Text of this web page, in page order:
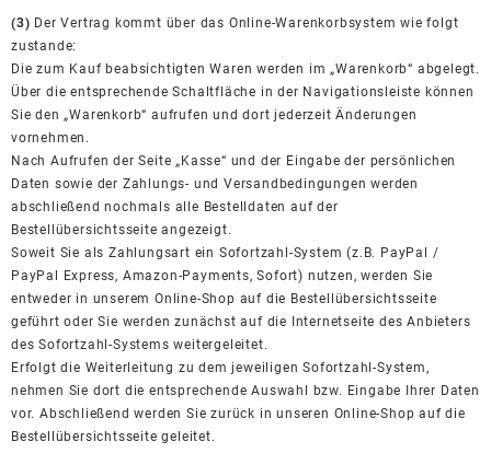
(3) Der Vertrag kommt über das Online-Warenkorbsystem wie folgt
zustande:
Die zum Kauf beabsichtigten Waren werden im „Warenkorb“ abgelegt.
Über die entsprechende Schaltfläche in der Navigationsleiste können
Sie den „Warenkorb“ aufrufen und dort jederzeit Änderungen
vornehmen.
Nach Aufrufen der Seite „Kasse“ und der Eingabe der persönlichen
Daten sowie der Zahlungs- und Versandbedingungen werden
abschließend nochmals alle Bestelldaten auf der
Bestellübersichtsseite angezeigt.
Soweit Sie als Zahlungsart ein Sofortzahl-System (z.B. PayPal /
PayPal Express, Amazon-Payments, Sofort) nutzen, werden Sie
entweder in unserem Online-Shop auf die Bestellübersichtsseite
geführt oder Sie werden zunächst auf die Internetseite des Anbieters
des Sofortzahl-Systems weitergeleitet.
Erfolgt die Weiterleitung zu dem jeweiligen Sofortzahl-System,
nehmen Sie dort die entsprechende Auswahl bzw. Eingabe Ihrer Daten
vor. Abschließend werden Sie zurück in unseren Online-Shop auf die
Bestellübersichtsseite geleitet.